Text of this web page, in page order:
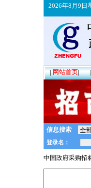
2026年8月9日
|网站首页| |
信息搜索
中国政府采购招